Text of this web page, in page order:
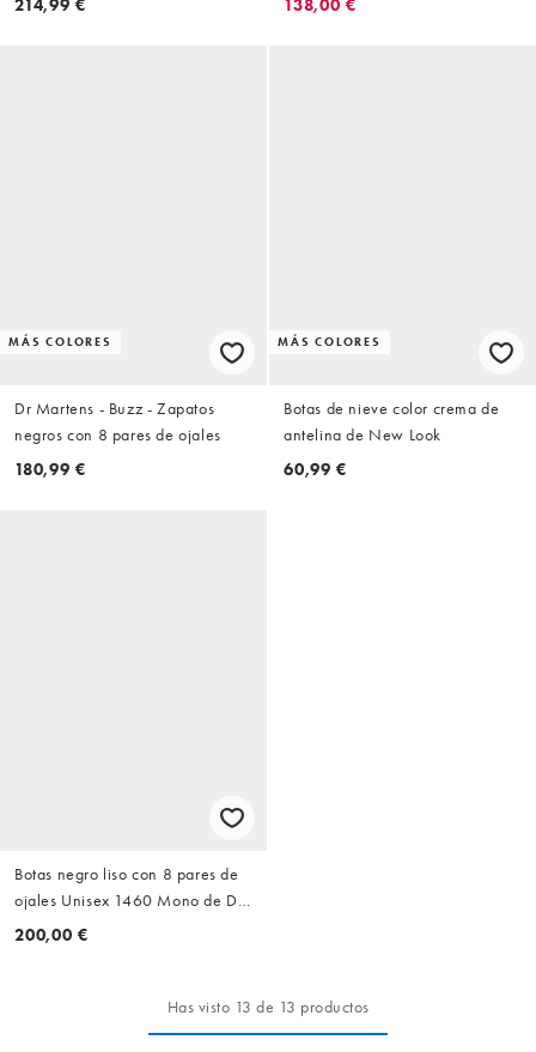
MÁS COLORES
Dr Martens - Buzz - Zapatos
negros con 8 pares de ojales
180,99 €
MÁS COLORES
Botas de nieve color crema de
antelina de New Look
60,99 €
Botas negro liso con 8 pares de
ojales Unisex 1460 Mono de Dr
Martens
200,00 €
Has visto 13 de 13 productos